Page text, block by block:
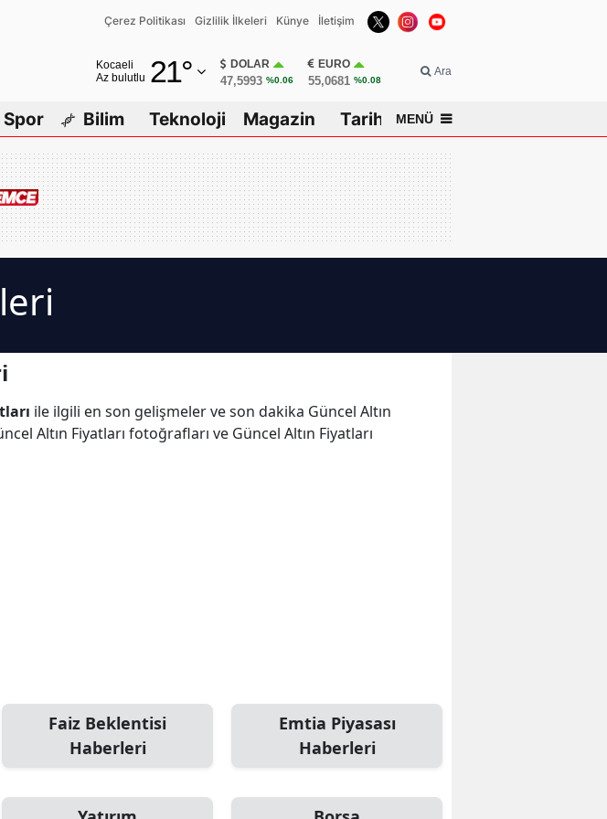
Çerez Politikası Gizlilik İlkeleri Künye İletişim
Kocaeli
Az bulutlu 21°
Afyonkarahisar
Ağrı
Amasya
Ankara
Aydın
Bilecik
Çorum
Denizli
DOLAR
47,5993 %0.06
EURO
55,0681 %0.08
Ara
Spor Bilim Teknoloji Magazin Tarih MENÜ
ile ilgili en son gelişmeler ve son dakika Güncel Altın
Altın Fiyatları fotoğrafları ve Güncel Altın Fiyatları
Faiz Beklentisi
Haberleri
Emtia Piyasası
Haberleri